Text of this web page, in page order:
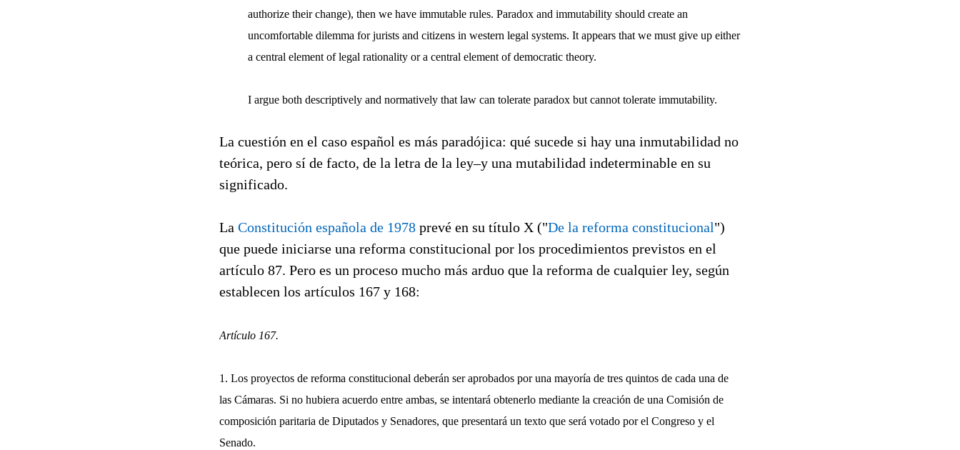
authorize their change), then we have immutable rules. Paradox and immutability should create an
uncomfortable dilemma for jurists and citizens in western legal systems. It appears that we must give up either
a central element of legal rationality or a central element of democratic theory.
I argue both descriptively and normatively that law can tolerate paradox but cannot tolerate immutability.
La cuestión en el caso español es más paradójica: qué sucede si hay una inmutabilidad no
teórica, pero sí de facto, de la letra de la ley–y una mutabilidad indeterminable en su
significado.
La Constitución española de 1978 prevé en su título X ("De la reforma constitucional")
que puede iniciarse una reforma constitucional por los procedimientos previstos en el
artículo 87. Pero es un proceso mucho más arduo que la reforma de cualquier ley, según
establecen los artículos 167 y 168:
Artículo 167.
1. Los proyectos de reforma constitucional deberán ser aprobados por una mayoría de tres quintos de cada una de
las Cámaras. Si no hubiera acuerdo entre ambas, se intentará obtenerlo mediante la creación de una Comisión de
composición paritaria de Diputados y Senadores, que presentará un texto que será votado por el Congreso y el
Senado.